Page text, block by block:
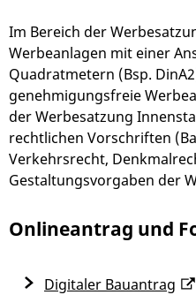
Im Bereich der
Werbeanlagen mit einer
Quadratmetern (Bsp.
genehmigungsfreie
der Werbesatzung
rechtlichen Vorschriften
Verkehrsrecht,
Gestaltungsvorgaben der
Onlineantrag und
Digitaler Bauantrag